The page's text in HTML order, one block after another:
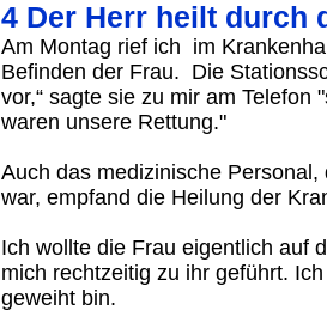
4 Der Herr heilt durch
Am Montag rief ich im
Befinden der Frau. Die
vor,“ sagte sie zu mir am Telefon
waren unsere Rettung."
Auch das medizinische
war, empfand die Heilung der
Ich wollte die Frau eigentlich auf
mich rechtzeitig zu ihr geführt.
geweiht bin.